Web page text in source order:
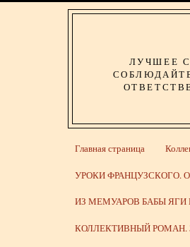
ЛУЧШЕЕ
Главная страница
УРОКИ ФРАНЦУЗСКОГО.
ИЗ МЕМУАРОВ БАБЫ
КОЛЛЕКТИВНЫЙ РОМАН.